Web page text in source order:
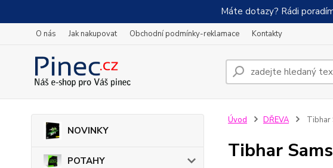
Máte dotazy? Rádi
O nás Jak nakupovat Obchodní podmínky-reklamace Kontakty
NOVINKY
POTAHY
Úvod DŘEVA Tibhar
Tibhar